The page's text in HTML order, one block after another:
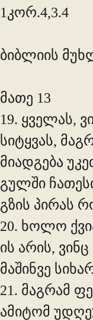
1კორ.4,3.4
ბიბლიის
მათე 13
19. ყველას,
სიტყვას,
მიადგება
გულში
გზის პირას
20. ხოლო
ის არის,
მაშინვე
21. მაგრამ
ამიტომ